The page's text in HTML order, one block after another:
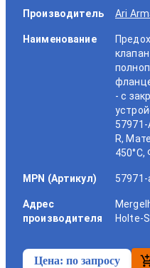
Производитель Ari
Наименование
- с
57971-
R,
MPN (Артикул)
Адрес
производителя
Holte-
Цена: по запросу